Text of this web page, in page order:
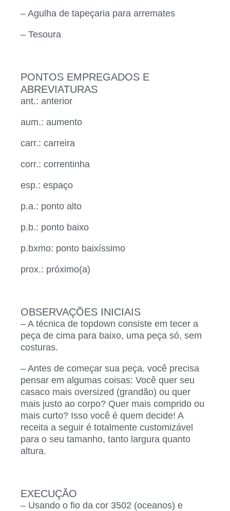
– Agulha de tapeçaria para arremates
– Tesoura
PONTOS EMPREGADOS E
ABREVIATURAS
ant.: anterior
aum.: aumento
carr.: carreira
corr.: correntinha
esp.: espaço
p.a.: ponto alto
p.b.: ponto baixo
p.bxmo: ponto baixíssimo
prox.: próximo(a)
OBSERVAÇÕES INICIAIS
– A técnica de topdown consiste em tecer a
peça de cima para baixo, uma peça só, sem
costuras.
– Antes de começar sua peça, você precisa
pensar em algumas coisas: Você quer seu
casaco mais oversized (grandão) ou quer
mais justo ao corpo? Quer mais comprido ou
mais curto? Isso você é quem decide! A
receita a seguir é totalmente customizável
para o seu tamanho, tanto largura quanto
altura.
EXECUÇÃO
– Usando o fio da cor 3502 (oceanos) e